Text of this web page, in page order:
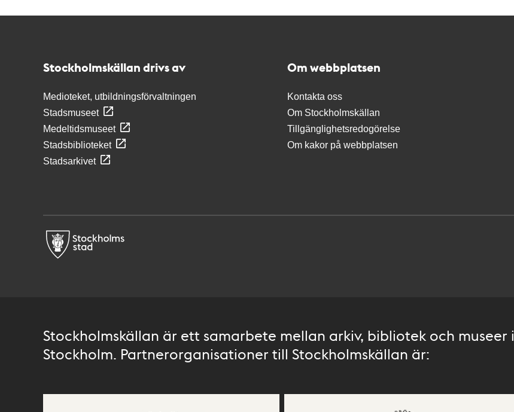
Stockholmskällan drivs av
Medioteket, utbildningsförvaltningen
Stadsmuseet
Medeltidsmuseet
Stadsbiblioteket
Stadsarkivet
Om webbplatsen
Kontakta oss
Om Stockholmskällan
Tillgänglighetsredogörelse
Om kakor på webbplatsen
Stockholmskällan är ett samarbete mellan arkiv, bibliotek och museer i
Stockholm. Partnerorganisationer till Stockholmskällan är: